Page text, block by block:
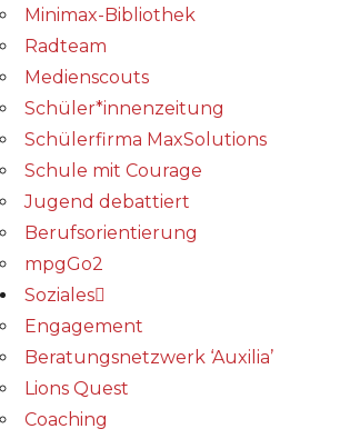
Minimax-Bibliothek​
Radteam
Medienscouts
Schüler*innenzeitung
Schülerfirma MaxSolutions
Schule mit Courage
Jugend debattiert
Berufsorientierung
mpgGo2
Soziales
Engagement
Beratungsnetzwerk ‘Auxilia’
Lions Quest
Coaching